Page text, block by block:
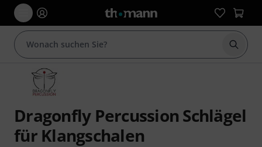
Suche
Dragonfly Percussion Schlägel
für Klangschalen